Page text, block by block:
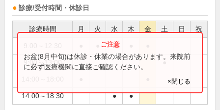
診療/受付時間・休診日
診療時間 月 火 水 木 金 土 日 祝
●
9:00～13:00 ●
14:00～18:30 ● ●
お盆(8月中旬)は休診・休業の場合があります。来院前
に必ず医療機関に直接ご確認ください。
×閉じる